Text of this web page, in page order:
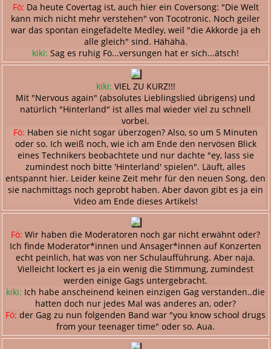
Fö: Da heute Covertag ist, auch hier ein Coversong: "Die Welt
kann mich nicht mehr verstehen" von Tocotronic. Noch geiler
war das spontan eingefädelte Medley, weil "die Akkorde ja eh
alle gleich" sind. Hähähä.
kiki: Sag es ruhig Fö...versungen hat er sich...ätsch!
kiki: VIEL ZU KURZ!!!
Mit "Nervous again" (absolutes Lieblingslied übrigens) und
natürlich "Hinterland" ist alles mal wieder viel zu schnell
vorbei.
Fö: Haben sie nicht sogar überzogen? Also, so um 5 Minuten
oder so. Ich weiß noch, wie ich am Ende den nervösen Blick
eines Technikers beobachtete und nur dachte "ey, lass sie
zumindest noch bitte 'Hinterland' spielen". Läuft, alles
entspannt hier. Leider keine Zeit mehr für den neuen Song, den
sie nachmittags noch geprobt haben. Aber davon gibt es ja ein
Video am Ende dieses Artikels!
Fö: Wir haben die Moderatoren noch gar nicht erwähnt oder?
Ich finde Moderator*innen und Ansager*innen auf Konzerten
echt peinlich, hat was von ner Schulaufführung. Aber naja.
Vielleicht lockert es ja ein wenig die Stimmung, zumindest
werden einige Gags untergebracht.
kiki: Ich habe anscheinend keinen einzigen Gag verstanden..die
hatten doch nur jedes Mal was anderes an, oder?
Fö: der Gag zu nun folgenden Band war "you know school drugs
from your teenager time" oder so. Aua.